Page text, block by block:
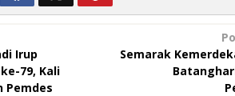
Irup
79, Kali
Pemdes
Semarak